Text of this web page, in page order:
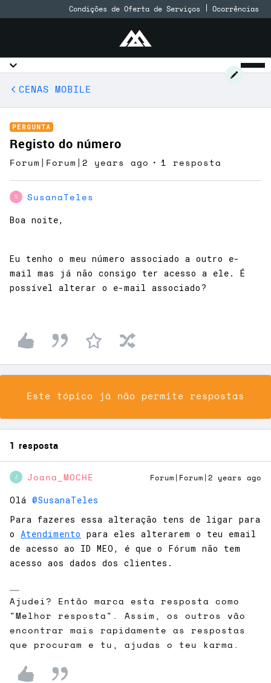
Condições de Oferta de Serviços Ocorrências
CENAS MOBILE
PERGUNTA
Registo do número
Forum|Forum|2 years ago 1 resposta
S SusanaTeles
Boa noite,
Eu tenho o meu número associado a outro e-
mail mas já não consigo ter acesso a ele. É
possível alterar o e-mail associado?
Este tópico já não permite respostas
1 resposta
J Joana_MOCHE Forum|Forum|2 years ago
Olá @SusanaTeles
Para fazeres essa alteração tens de ligar para
o Atendimento para eles alterarem o teu email
de acesso ao ID MEO, é que o Fórum não tem
acesso aos dados dos clientes.
Ajudei? Então marca esta resposta como
"Melhor resposta". Assim, os outros vão
encontrar mais rapidamente as respostas
que procuram e tu, ajudas o teu karma.